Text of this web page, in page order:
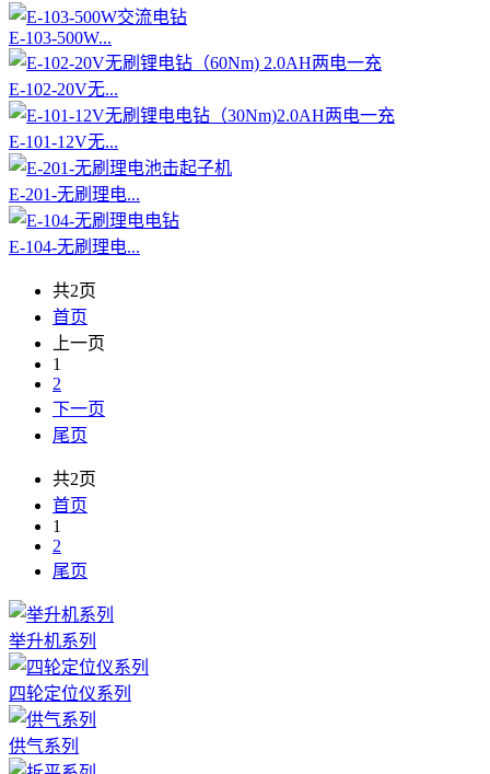
E-103-500W...
E-102-20V无...
E-101-12V无...
E-201-无刷理电...
E-104-无刷理电...
共2页
首页
上一页
1
2
下一页
尾页
共2页
首页
1
2
尾页
举升机系列
四轮定位仪系列
供气系列